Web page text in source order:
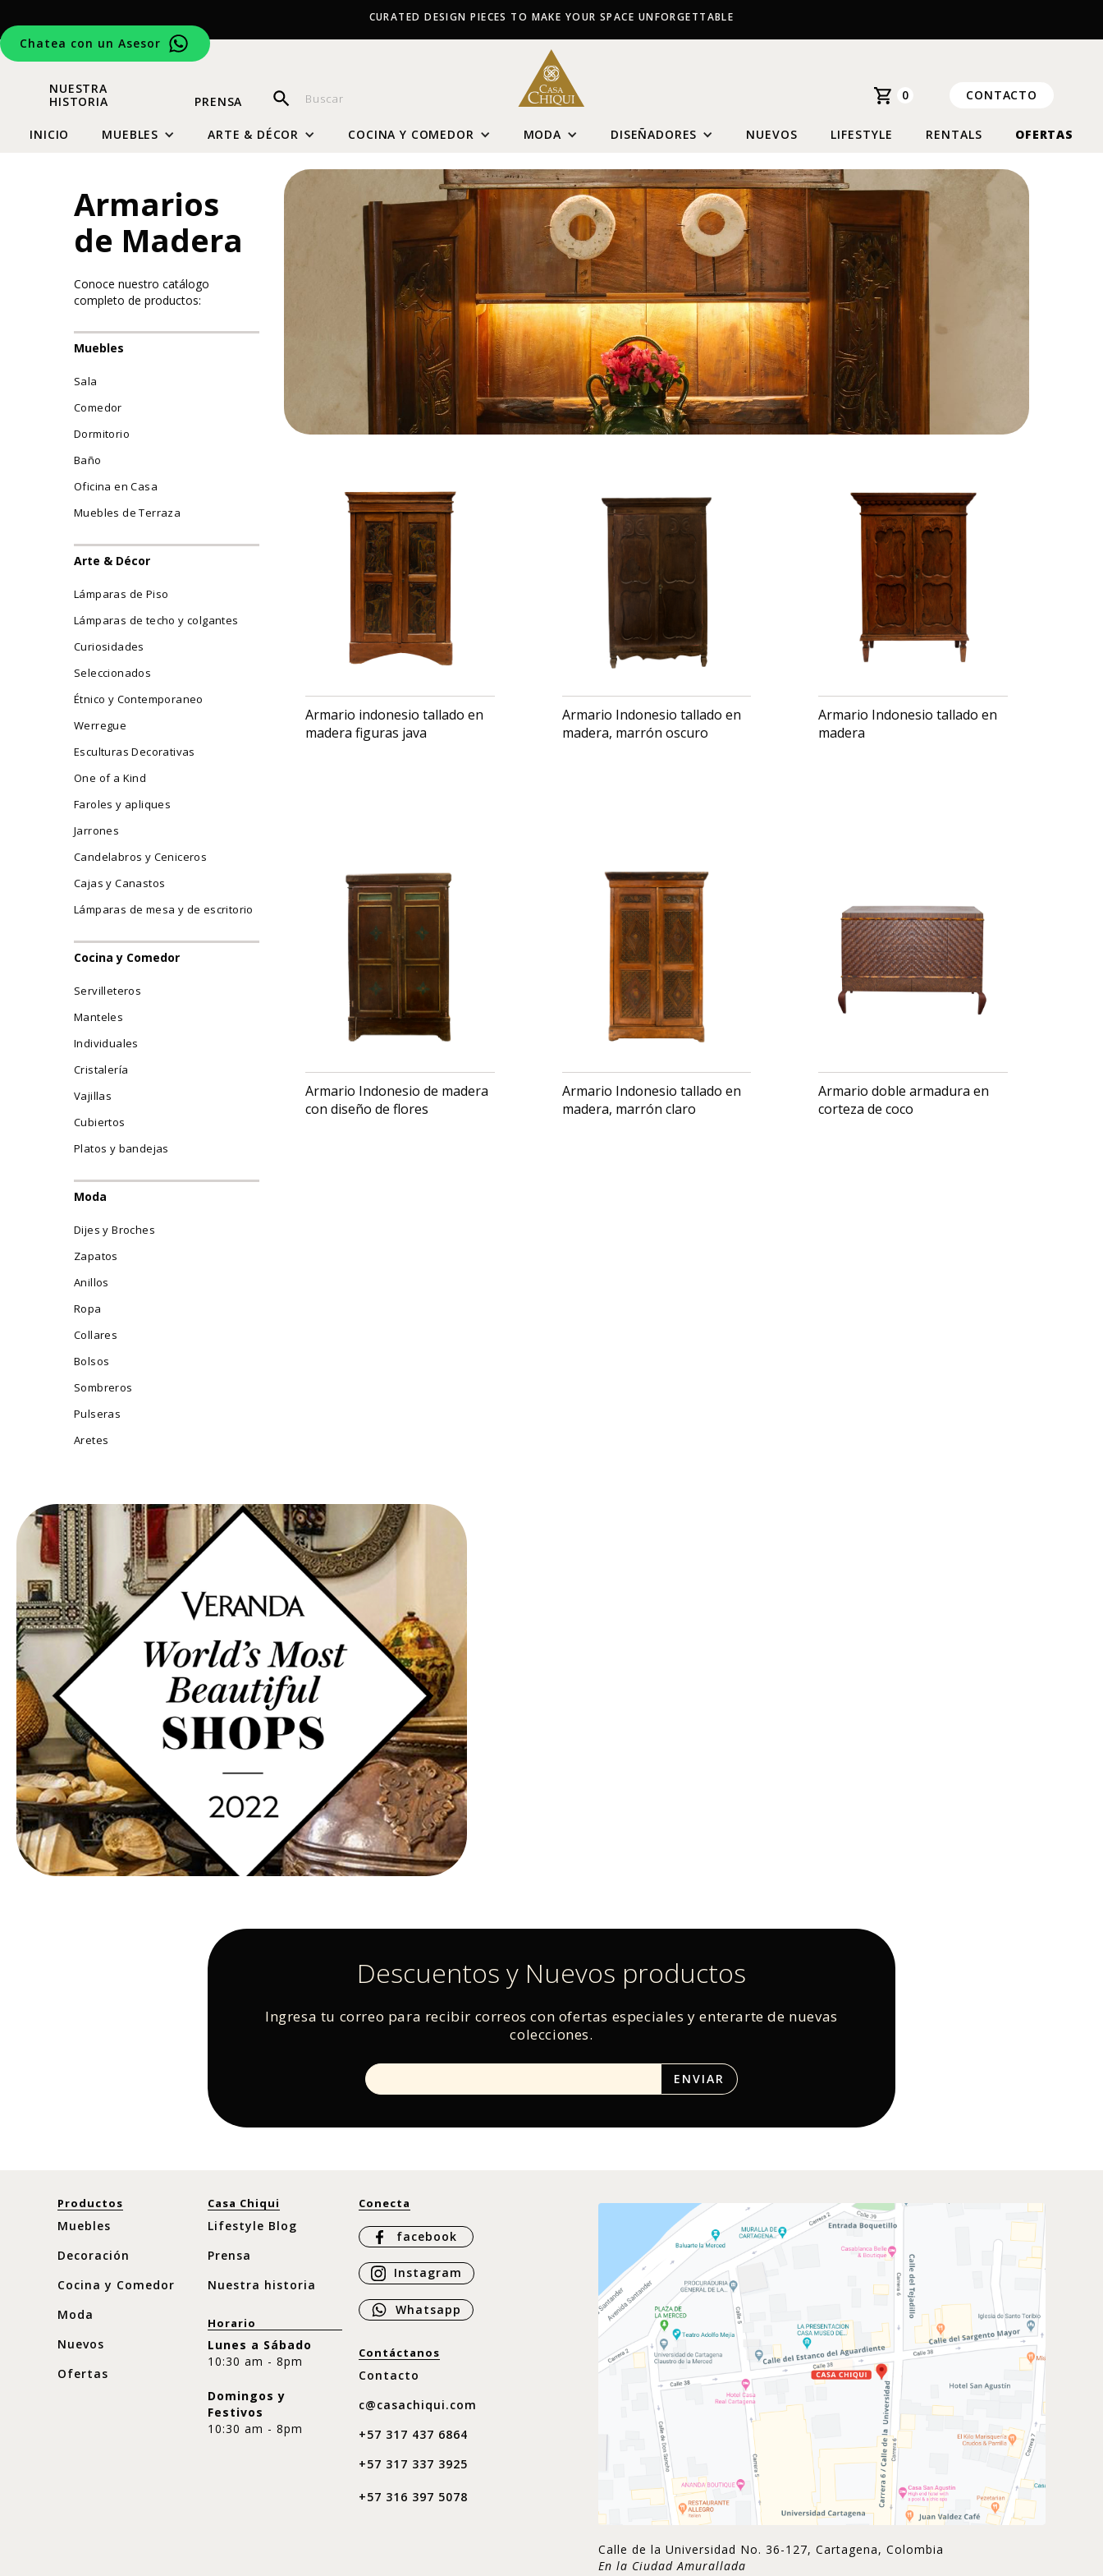
Chatea con un Asesor
CURATED DESIGN PIECES TO MAKE YOUR SPACE UNFORGETTABLE
NUESTRA
HISTORIA
PRENSA 0 CONTACTO
INICIO MUEBLES ARTE & DÉCOR COCINA Y COMEDOR MODA DISEÑADORES NUEVOS LIFESTYLE RENTALS OFERTAS
Armarios
de Madera
Conoce nuestro catálogo
completo de productos:
Muebles
Sala
Comedor
Dormitorio
Baño
Oficina en Casa
Muebles de Terraza
Arte & Décor
Lámparas de Piso
Lámparas de techo y colgantes
Curiosidades
Seleccionados
Étnico y Contemporaneo
Werregue
Esculturas Decorativas
One of a Kind
Faroles y apliques
Jarrones
Candelabros y Ceniceros
Cajas y Canastos
Lámparas de mesa y de escritorio
Cocina y Comedor
Servilleteros
Manteles
Individuales
Cristalería
Vajillas
Cubiertos
Platos y bandejas
Moda
Dijes y Broches
Zapatos
Anillos
Ropa
Collares
Bolsos
Sombreros
Pulseras
Aretes
Armario indonesio tallado en
madera figuras java
Armario Indonesio tallado en
madera, marrón oscuro
Armario Indonesio tallado en
madera
Armario Indonesio de madera
con diseño de flores
Armario Indonesio tallado en
madera, marrón claro
Armario doble armadura en
corteza de coco
Descuentos y Nuevos productos
Ingresa tu correo para recibir correos con ofertas especiales y enterarte de nuevas
colecciones.
Productos
Muebles
Decoración
Cocina y Comedor
Moda
Nuevos
Ofertas
Casa Chiqui
Lifestyle Blog
Prensa
Nuestra historia
Horario
Lunes a Sábado
10:30 am - 8pm
Domingos y
Festivos
10:30 am - 8pm
Conecta
facebook
Instagram
Whatsapp
Contáctanos
Contacto
c@casachiqui.com
+57 317 437 6864
+57 317 337 3925
+57 316 397 5078
Calle de la Universidad No. 36-127, Cartagena, Colombia
En la Ciudad Amurallada